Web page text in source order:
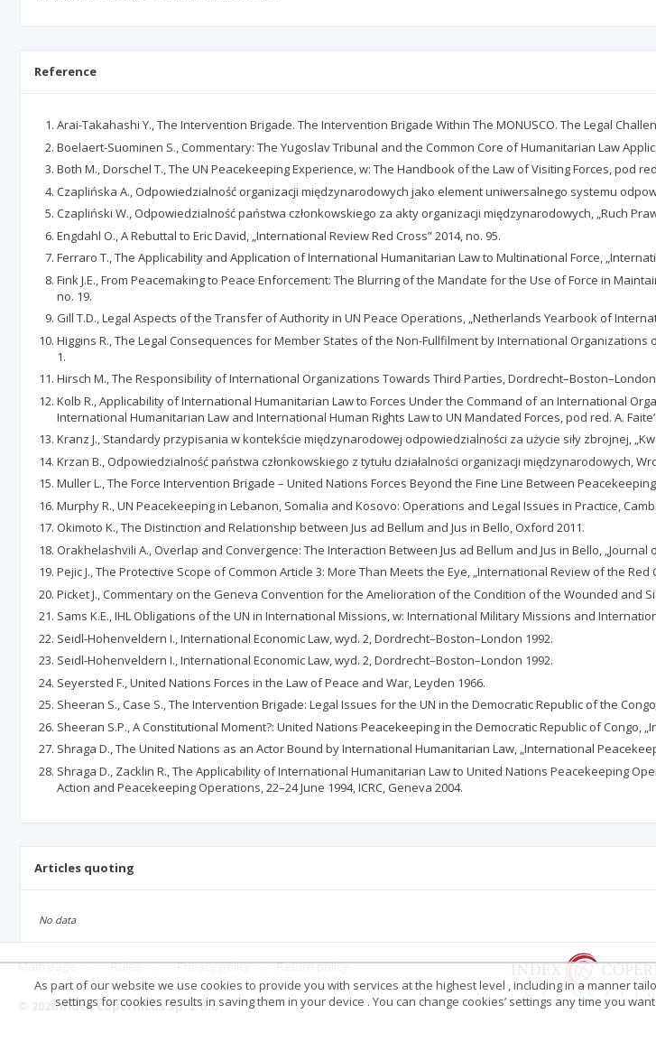
Reference
Arai-Takahashi Y., The Intervention Brigade. The Intervention Brigade Within The MONUSCO. The Legal
Boelaert-Suominen S., Commentary: The Yugoslav Tribunal and the Common Core of Humanitarian Law
Both M., Dorschel T., The UN Peacekeeping Experience, w: The Handbook of the Law of Visiting Forces, pod
Czaplińska A., Odpowiedzialność organizacji międzynarodowych jako element uniwersalnego systemu
Czapliński W., Odpowiedzialność państwa członkowskiego za akty organizacji międzynarodowych, „Ruch
Engdahl O., A Rebuttal to Eric David, „International Review Red Cross” 2014, no. 95.
Ferraro T., The Applicability and Application of International Humanitarian Law to Multinational Force,
Fink J.E., From Peacemaking to Peace Enforcement: The Blurring of the Mandate for the Use of Force in
no. 19.
Gill T.D., Legal Aspects of the Transfer of Authority in UN Peace Operations, „Netherlands Yearbook of
Higgins R., The Legal Consequences for Member States of the Non-Fullfilment by International
1.
Hirsch M., The Responsibility of International Organizations Towards Third Parties, Dordrecht–Boston–London
Kolb R., Applicability of International Humanitarian Law to Forces Under the Command of an International
International Humanitarian Law and International Human Rights Law to UN Mandated Forces, pod red. A.
Kranz J., Standardy przypisania w kontekście międzynarodowej odpowiedzialności za użycie siły zbrojnej,
Krzan B., Odpowiedzialność państwa członkowskiego z tytułu działalności organizacji międzynarodowych,
Muller L., The Force Intervention Brigade – United Nations Forces Beyond the Fine Line Between
Murphy R., UN Peacekeeping in Lebanon, Somalia and Kosovo: Operations and Legal Issues in Practice,
Okimoto K., The Distinction and Relationship between Jus ad Bellum and Jus in Bello, Oxford 2011.
Orakhelashvili A., Overlap and Convergence: The Interaction Between Jus ad Bellum and Jus in Bello, „Journal
Pejic J., The Protective Scope of Common Article 3: More Than Meets the Eye, „International Review of the Red
Picket J., Commentary on the Geneva Convention for the Amelioration of the Condition of the Wounded and
Sams K.E., IHL Obligations of the UN in International Missions, w: International Military Missions and
Seidl-Hohenveldern I., International Economic Law, wyd. 2, Dordrecht–Boston–London 1992.
Seidl-Hohenveldern I., International Economic Law, wyd. 2, Dordrecht–Boston–London 1992.
Seyersted F., United Nations Forces in the Law of Peace and War, Leyden 1966.
Sheeran S., Case S., The Intervention Brigade: Legal Issues for the UN in the Democratic Republic of the
Sheeran S.P., A Constitutional Moment?: United Nations Peacekeeping in the Democratic Republic of Congo,
Shraga D., The United Nations as an Actor Bound by International Humanitarian Law, „International
Shraga D., Zacklin R., The Applicability of International Humanitarian Law to United Nations Peacekeeping
Action and Peacekeeping Operations, 22–24 June 1994, ICRC, Geneva 2004.
Articles quoting
No data
Main page . Rules . Privacy policy . Return policy
© 2026 Index Copernicus Sp. z o.o.
As part of our website we use cookies to provide you with services at the highest level , including in a manner
settings for cookies results in saving them in your device . You can change cookies’ settings any time you